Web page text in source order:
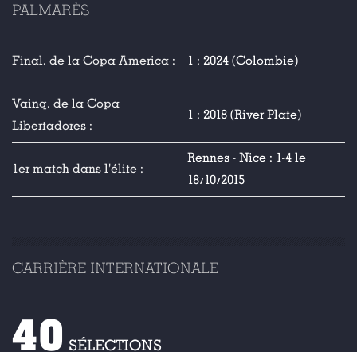
PALMARÈS
Final. de la Copa America : 1 : 2024 (Colombie)
Vainq. de la Copa
Libertadores :
1 : 2018 (River Plate)
1er match dans l'élite :
Rennes - Nice : 1-4 le
18/10/2015
CARRIÈRE INTERNATIONALE
40 SÉLECTIONS